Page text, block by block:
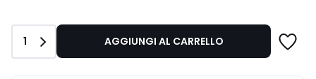
15%
Quantità
1 AGGIUNGI AL CARRELLO